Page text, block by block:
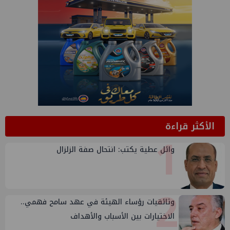
الأكثر قراءة1
وائل عطية يكتب: انتحال صفة الزلزال
2
وثائقيات رؤساء الهيئة في عهد سامح فهمي..
الاختيارات بين الأسباب والأهداف